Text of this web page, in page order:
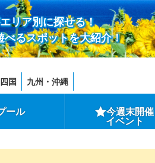
リア別に探せる！
るスポットを大紹介！
四国 九州・沖縄
ール 今週末開催
イベント